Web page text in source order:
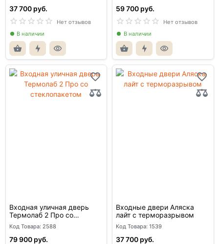
37 700 руб.
Нет отзывов
В наличии
59 700 руб.
Нет отзывов
В наличии
Входная уличная дверь
Термолаб 2 Про со
стеклопакетом
Код Товара: 2588
79 900 руб.
Входные двери Аляска
лайт с терморазрывом
Код Товара: 1539
37 700 руб.